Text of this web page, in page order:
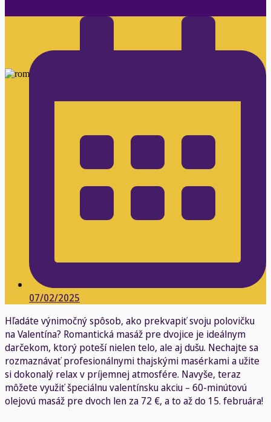
07/02/2025
Hľadáte výnimočný spôsob, ako prekvapiť svoju polovičku
na Valentína? Romantická masáž pre dvojice je ideálnym
darčekom, ktorý poteší nielen telo, ale aj dušu. Nechajte sa
rozmaznávať profesionálnymi thajskými masérkami a užite
si dokonalý relax v príjemnej atmosfére. Navyše, teraz
môžete využiť špeciálnu valentínsku akciu – 60-minútovú
olejovú masáž pre dvoch len za 72 €, a to až do 15. februára!